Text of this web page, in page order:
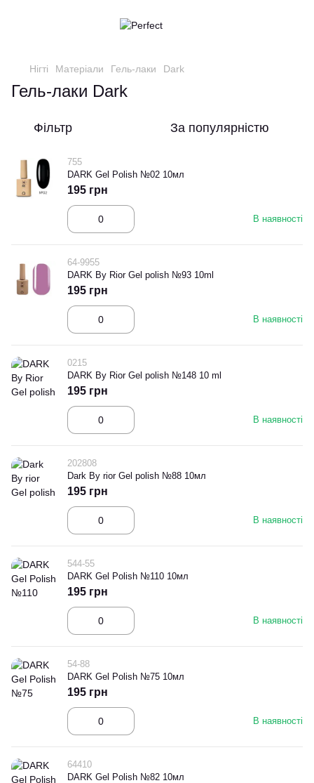
Нігті Матеріали Гель-лаки Dark
Гель-лаки Dark
Фільтр За популярністю
755
DARK Gel Polish №02 10мл
В наявності
195 грн
64-9955
DARK By Rior Gel polish №93 10ml
В наявності
195 грн
0215
DARK By Rior Gel polish №148 10 ml
В наявності
195 грн
202808
Dark By rior Gel polish №88 10мл
В наявності
195 грн
544-55
DARK Gel Polish №110 10мл
В наявності
195 грн
54-88
DARK Gel Polish №75 10мл
В наявності
195 грн
64410
DARK Gel Polish №82 10мл